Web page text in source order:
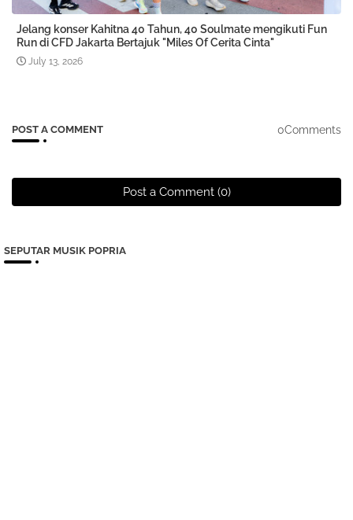
Jelang konser Kahitna 40 Tahun, 40 Soulmate mengikuti Fun
Run di CFD Jakarta Bertajuk "Miles Of Cerita Cinta"
July 13, 2026
POST A COMMENT 0Comments
Post a Comment (0)
SEPUTAR MUSIK POPRIA